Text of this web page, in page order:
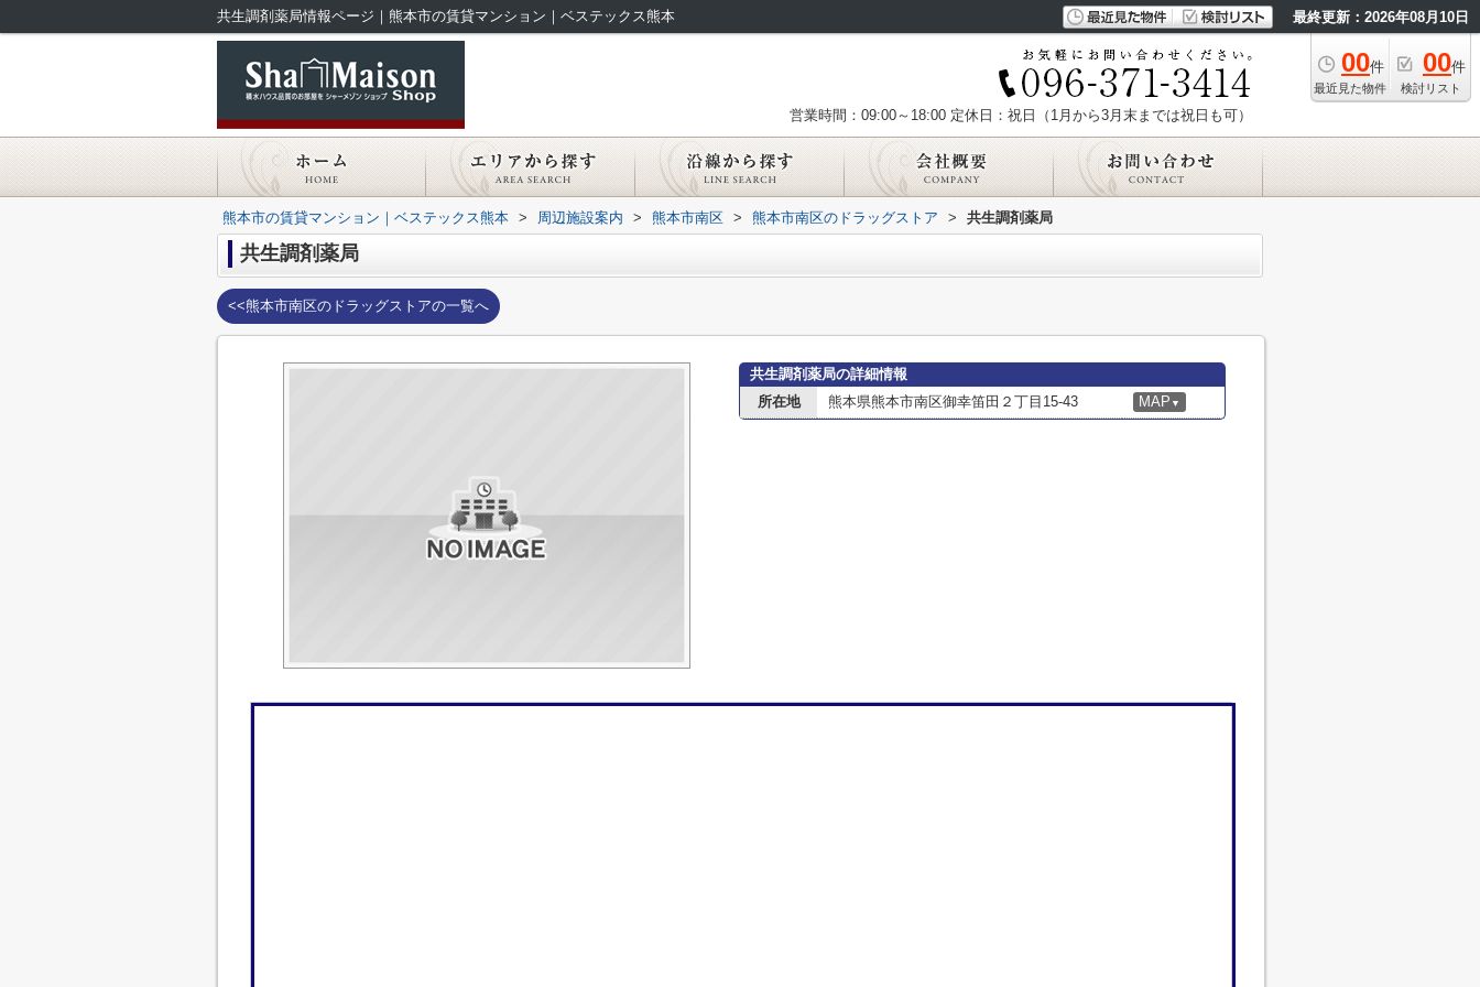
共生調剤薬局情報ページ｜熊本市の賃貸マンション｜ベステックス熊本 最終更新：2026年08月10日
00件
最近見た物件
00件
検討リスト
営業時間：09:00～18:00 定休日：祝日（1月から3月末までは祝日も可）
熊本市の賃貸マンション｜ベステックス熊本 > 周辺施設案内 > 熊本市南区 > 熊本市南区のドラッグストア > 共生調剤薬局
共生調剤薬局
<<熊本市南区のドラッグストアの一覧へ
共生調剤薬局の詳細情報
所在地
熊本県熊本市南区御幸笛田２丁目15-43 MAP ▼